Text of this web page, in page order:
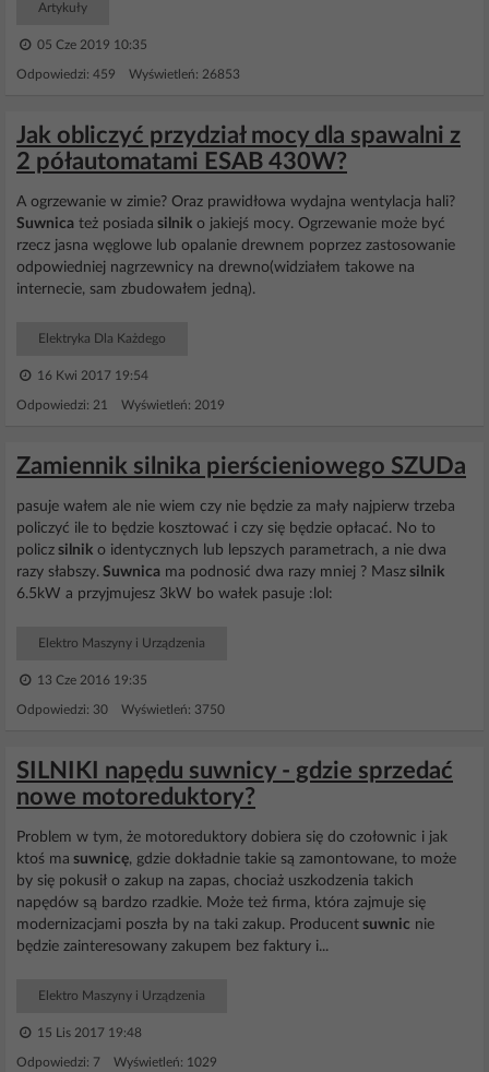
Artykuły
05 Cze 2019 10:35
Odpowiedzi: 459 Wyświetleń: 26853
Jak obliczyć przydział mocy dla spawalni z
2 półautomatami ESAB 430W?
A ogrzewanie w zimie? Oraz prawidłowa wydajna wentylacja hali?
Suwnica też posiada silnik o jakiejś mocy. Ogrzewanie może być
rzecz jasna węglowe lub opalanie drewnem poprzez zastosowanie
odpowiedniej nagrzewnicy na drewno(widziałem takowe na
internecie, sam zbudowałem jedną).
Elektryka Dla Każdego
16 Kwi 2017 19:54
Odpowiedzi: 21 Wyświetleń: 2019
Zamiennik silnika pierścieniowego SZUDa
pasuje wałem ale nie wiem czy nie będzie za mały najpierw trzeba
policzyć ile to będzie kosztować i czy się będzie opłacać. No to
policz silnik o identycznych lub lepszych parametrach, a nie dwa
razy słabszy. Suwnica ma podnosić dwa razy mniej ? Masz silnik
6.5kW a przyjmujesz 3kW bo wałek pasuje :lol:
Elektro Maszyny i Urządzenia
13 Cze 2016 19:35
Odpowiedzi: 30 Wyświetleń: 3750
SILNIKI napędu suwnicy - gdzie sprzedać
nowe motoreduktory?
Problem w tym, że motoreduktory dobiera się do czołownic i jak
ktoś ma suwnicę, gdzie dokładnie takie są zamontowane, to może
by się pokusił o zakup na zapas, chociaż uszkodzenia takich
napędów są bardzo rzadkie. Może też firma, która zajmuje się
modernizacjami poszła by na taki zakup. Producent suwnic nie
będzie zainteresowany zakupem bez faktury i...
Elektro Maszyny i Urządzenia
15 Lis 2017 19:48
Odpowiedzi: 7 Wyświetleń: 1029